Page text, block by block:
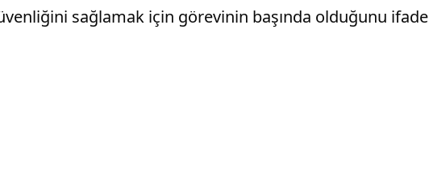
sağlamak için görevinin başında olduğunu